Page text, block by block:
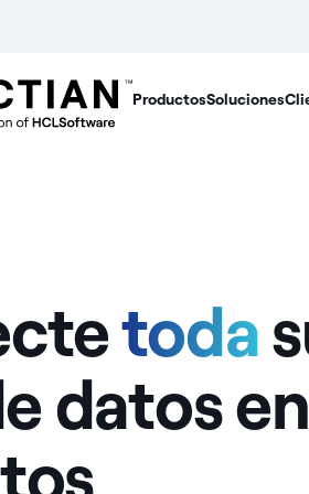
ProductosSoluciones
toda
datos en